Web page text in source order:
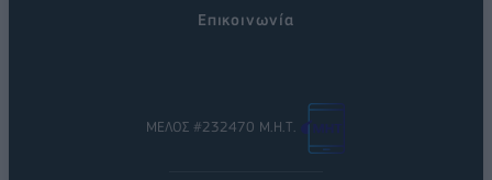
Επικοινωνία
ΜΕΛΟΣ #232470 Μ.Η.Τ.